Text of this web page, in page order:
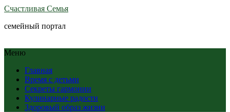
Счастливая Семья
семейный портал
Меню
Главная
Время с детьми
Секреты гармонии
Кулинарные радости
Здоровый образ жизни